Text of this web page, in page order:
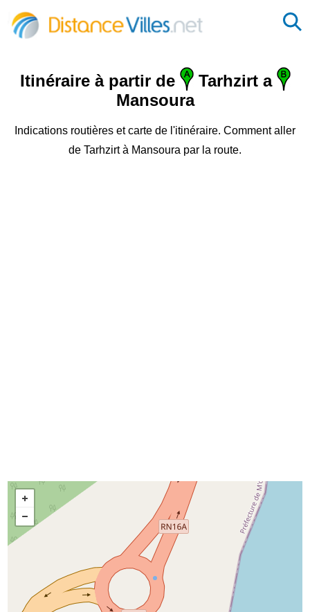
Itinéraire à partir de
Tarhzirt a
Mansoura
Indications routières et carte de l'itinéraire. Comment aller
de Tarhzirt à Mansoura par la route.